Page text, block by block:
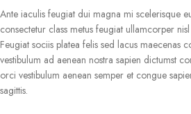
Ante iaculis feugiat dui magna mi scelerisque
consectetur class metus feugiat ullamcorper
Feugiat sociis platea felis sed lacus maecenas
vestibulum ad aenean nostra sapien dictumst
orci vestibulum aenean semper et congue
sagittis.